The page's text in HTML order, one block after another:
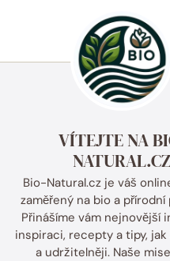
VÍTEJTE NA
NATURAL.CZ
Bio-Natural.cz je váš
zaměřený na bio a
Přinášíme vám nejnovější
inspiraci, recepty a tipy, jak
a udržitelněji. Naše